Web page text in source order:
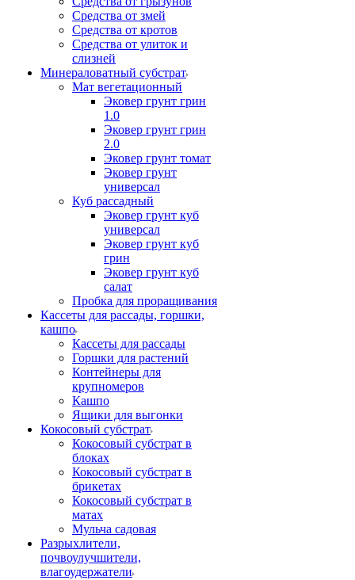
Средства от змей
Средства от кротов
Средства от улиток и
слизней
Минераловатный субстрат
Мат вегетационный
Эковер грунт грин
1.0
Эковер грунт грин
2.0
Эковер грунт томат
Эковер грунт
универсал
Куб рассадный
Эковер грунт куб
универсал
Эковер грунт куб
грин
Эковер грунт куб
салат
Пробка для проращивания
Кассеты для рассады, горшки,
кашпо
Кассеты для рассады
Горшки для растений
Контейнеры для
крупномеров
Кашпо
Ящики для выгонки
Кокосовый субстрат
Кокосовый субстрат в
блоках
Кокосовый субстрат в
брикетах
Кокосовый субстрат в
матах
Мульча садовая
Разрыхлители,
почвоулучшители,
влагоудержатели